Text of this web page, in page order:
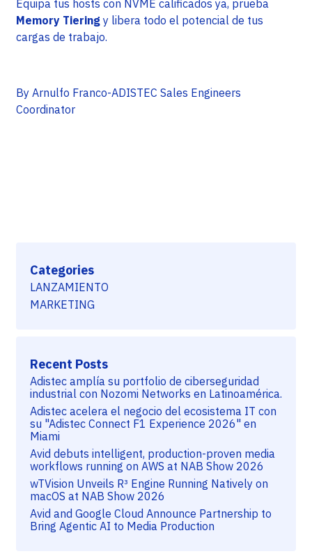
Equipa tus hosts con NVME calificados ya, prueba
Memory Tiering y libera todo el potencial de tus
cargas de trabajo.
By Arnulfo Franco-ADISTEC Sales Engineers
Coordinator
Categories
LANZAMIENTO
MARKETING
Recent Posts
Adistec amplía su portfolio de ciberseguridad
industrial con Nozomi Networks en Latinoamérica.
Adistec acelera el negocio del ecosistema IT con
su "Adistec Connect F1 Experience 2026" en
Miami
Avid debuts intelligent, production-proven media
workflows running on AWS at NAB Show 2026
wTVision Unveils R³ Engine Running Natively on
macOS at NAB Show 2026
Avid and Google Cloud Announce Partnership to
Bring Agentic AI to Media Production